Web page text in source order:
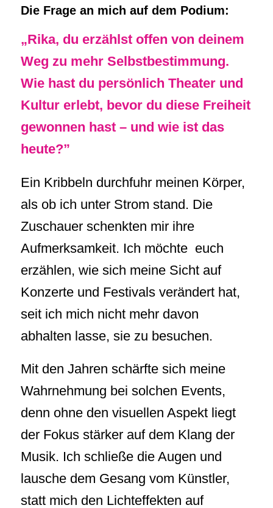
Die Frage an mich auf dem Podium:
„Rika, du erzählst offen von deinem
Weg zu mehr Selbstbestimmung.
Wie hast du persönlich Theater und
Kultur erlebt, bevor du diese Freiheit
gewonnen hast – und wie ist das
heute?”
Ein Kribbeln durchfuhr meinen Körper,
als ob ich unter Strom stand. Die
Zuschauer schenkten mir ihre
Aufmerksamkeit. Ich möchte euch
erzählen, wie sich meine Sicht auf
Konzerte und Festivals verändert hat,
seit ich mich nicht mehr davon
abhalten lasse, sie zu besuchen.
Mit den Jahren schärfte sich meine
Wahrnehmung bei solchen Events,
denn ohne den visuellen Aspekt liegt
der Fokus stärker auf dem Klang der
Musik. Ich schließe die Augen und
lausche dem Gesang vom Künstler,
statt mich den Lichteffekten auf